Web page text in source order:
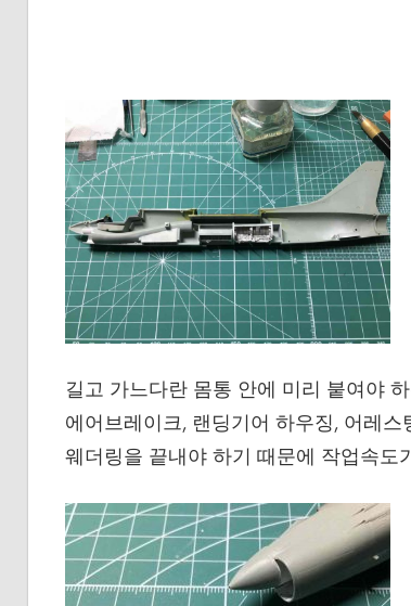
길고 가느다란 몸통 안에 미리 붙여야
에어브레이크, 랜딩기어 하우징, 어레
웨더링을 끝내야 하기 때문에 작업속도